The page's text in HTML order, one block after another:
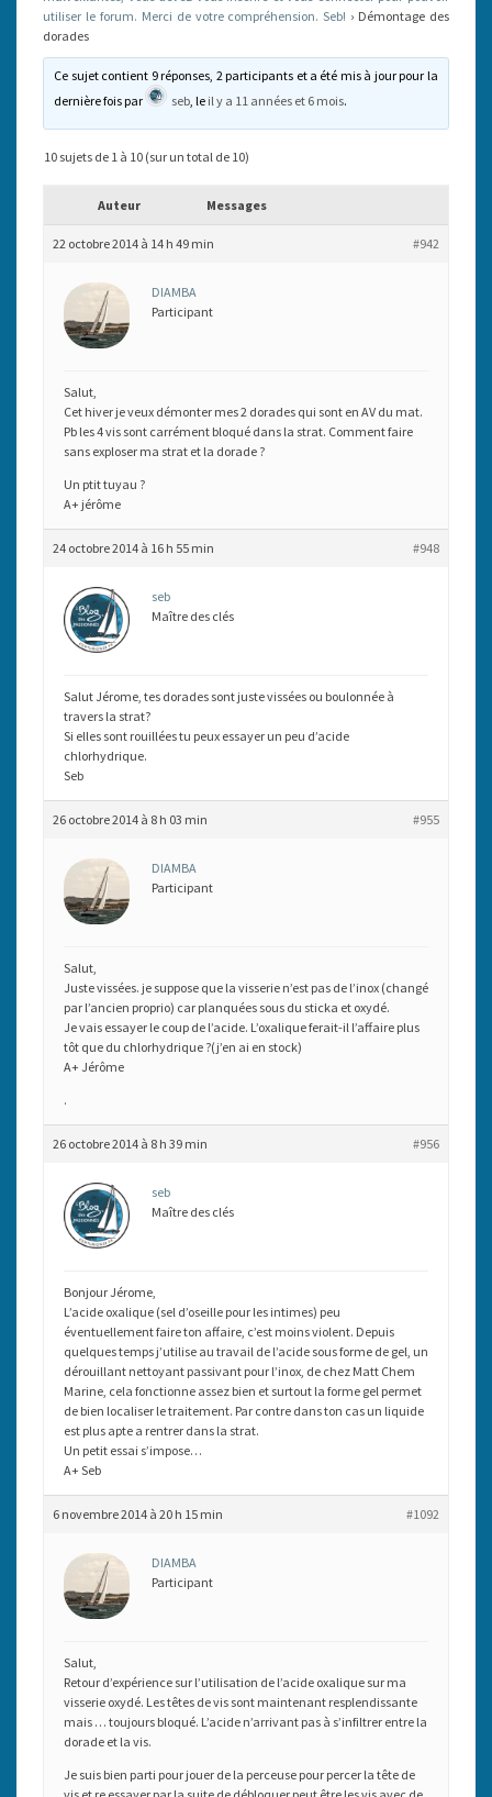
utiliser le forum. Merci de votre compréhension. Seb! › Démontage des
dorades
Ce sujet contient 9 réponses, 2 participants et a été mis à jour pour la
dernière fois par
seb , le il y a 11 années et 6 mois.
10 sujets de 1 à 10 (sur un total de 10)
Auteur Messages
22 octobre 2014 à 14 h 49 min #942
DIAMBA
Participant
Salut,
Cet hiver je veux démonter mes 2 dorades qui sont en AV du mat.
Pb les 4 vis sont carrément bloqué dans la strat. Comment faire
sans exploser ma strat et la dorade ?
Un ptit tuyau ?
A+ jérôme
24 octobre 2014 à 16 h 55 min #948
seb
Maître des clés
Salut Jérome, tes dorades sont juste vissées ou boulonnée à
travers la strat?
Si elles sont rouillées tu peux essayer un peu d’acide
chlorhydrique.
Seb
26 octobre 2014 à 8 h 03 min #955
DIAMBA
Participant
Salut,
Juste vissées. je suppose que la visserie n’est pas de l’inox (changé
par l’ancien proprio) car planquées sous du sticka et oxydé.
Je vais essayer le coup de l’acide. L’oxalique ferait-il l’affaire plus
tôt que du chlorhydrique ?(j’en ai en stock)
A+ Jérôme
.
26 octobre 2014 à 8 h 39 min #956
seb
Maître des clés
Bonjour Jérome,
L’acide oxalique (sel d’oseille pour les intimes) peu
éventuellement faire ton affaire, c’est moins violent. Depuis
quelques temps j’utilise au travail de l’acide sous forme de gel, un
dérouillant nettoyant passivant pour l’inox, de chez Matt Chem
Marine, cela fonctionne assez bien et surtout la forme gel permet
de bien localiser le traitement. Par contre dans ton cas un liquide
est plus apte a rentrer dans la strat.
Un petit essai s’impose…
A+ Seb
6 novembre 2014 à 20 h 15 min #1092
DIAMBA
Participant
Salut,
Retour d’expérience sur l’utilisation de l’acide oxalique sur ma
visserie oxydé. Les têtes de vis sont maintenant resplendissante
mais … toujours bloqué. L’acide n’arrivant pas à s’infiltrer entre la
dorade et la vis.
Je suis bien parti pour jouer de la perceuse pour percer la tête de